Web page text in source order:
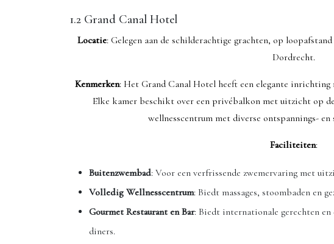
1.2 Grand Canal Hotel
Locatie: Gelegen aan de schilderachtige grachten, op
Dordrecht.
Kenmerken: Het Grand Canal Hotel heeft een elegante
Elke kamer beschikt over een privébalkon met uitzicht op
wellnesscentrum met diverse ontspannings- en
Faciliteiten:
Buitenzwembad: Voor een verfrissende zwemervaring met
Volledig Wellnesscentrum: Biedt massages, stoombaden en
Gourmet Restaurant en Bar: Biedt internationale gerechten
diners.